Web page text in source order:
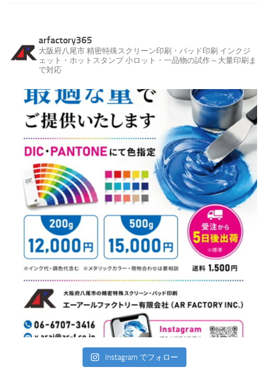
arfactory365
大阪府八尾市 精密特殊スクリーン印刷・パッド印刷 インクジ
ェット・ホットスタンプ小ロット・一品物の試作～大量印刷ま
で対応
Instagram でフォロー